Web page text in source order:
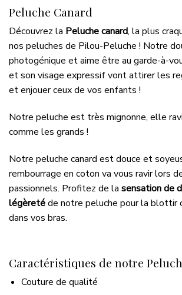
Peluche Canard
Découvrez la Peluche canard, la plus
nos peluches de Pilou-Peluche ! Notre
photogénique et aime être au garde-à-
et son visage expressif vont attirer les
et enjouer ceux de vos enfants !
Notre peluche est très mignonne, elle
comme les grands !
Notre peluche canard est douce et
rembourrage en coton va vous ravir lors
passionnels. Profitez de la sensation de
légèretéde notre peluche pour la
dans vos bras.
Caractéristiques de notre
Couture de qualité